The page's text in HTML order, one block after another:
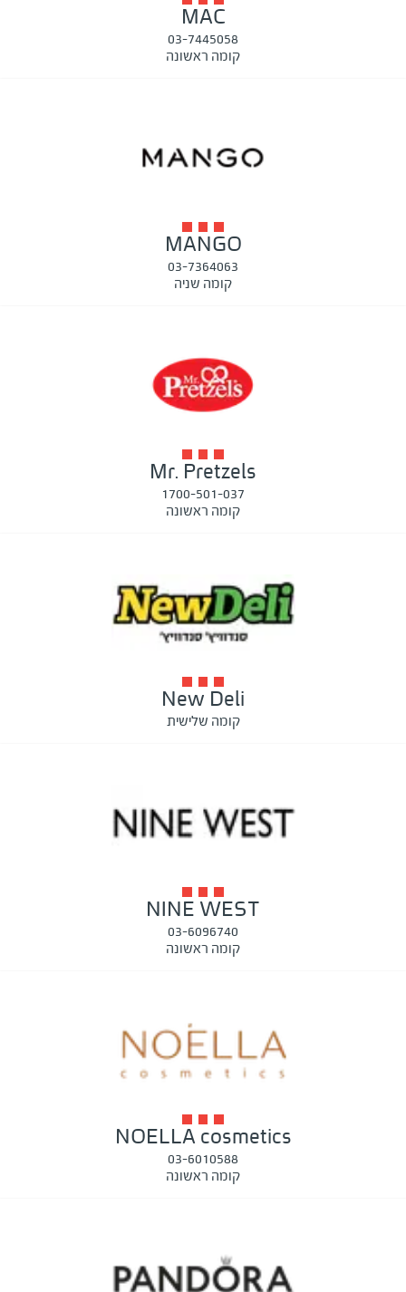
MAC
03-7445058
קומה ראשונה
MANGO
03-7364063
קומה שניה
Mr. Pretzels
1700-501-037
קומה ראשונה
New Deli
קומה שלישית
NINE WEST
03-6096740
קומה ראשונה
NOELLA cosmetics
03-6010588
קומה ראשונה